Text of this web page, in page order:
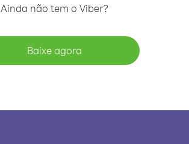
Ainda não tem o Viber?
Baixe agora